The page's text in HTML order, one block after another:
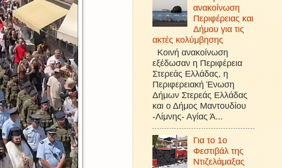
ανακοίνωση
Περιφέρειας και
Δήμου για τις
ακτές κολύμβησης
Κοινή ανακοίνωση
εξέδωσαν η Περιφέρεια
Στερεάς Ελλάδας, η
Περιφερειακή Ένωση
Δήμων Στερεάς Ελλάδας
και ο Δήμος Μαντουδίου
-Λίμνης- Αγίας Ά...
Για το 1ο
Φεστιβάλ της
Ντιζελάμαξας